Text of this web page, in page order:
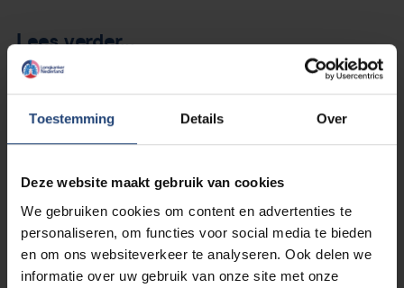
Toestemming Details Over
Deze website maakt gebruik van cookies
We gebruiken cookies om content en advertenties te
personaliseren, om functies voor social media te bieden
en om ons websiteverkeer te analyseren. Ook delen we
informatie over uw gebruik van onze site met onze
Lees verder...